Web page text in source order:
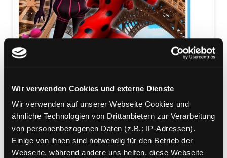
Wir verwenden Cookies und externe Dienste
Wir verwenden auf unserer Webseite Cookies und
ähnliche Technologien von Drittanbietern zur Verarbeitung
von personenbezogenen Daten (z.B.: IP-Adressen).
Einige von ihnen sind notwendig für den Betrieb der
Webseite, während andere uns helfen, diese Webseite
04.; Das verwunschene
Parfüm
Mediengruppe:Kinderbuch
Suche nach diesem Verfasser
Beschreibung ein-/ausblenden